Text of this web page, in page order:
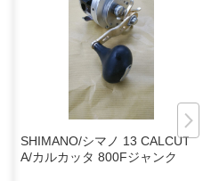
SHIMANO/シマノ 13 CALCUTT
A/カルカッタ 800Fジャンク